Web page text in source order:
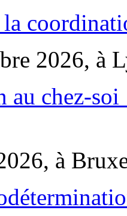
2026, à
au chez-
à